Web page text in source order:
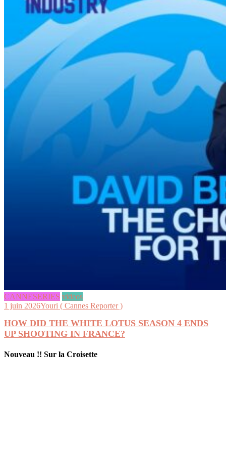
CANNESERIES videos
1 juin 2026Youri ( Cannes Reporter )
HOW DID THE WHITE LOTUS SEASON 4 ENDS
UP SHOOTING IN FRANCE?
Nouveau !! Sur la Croisette